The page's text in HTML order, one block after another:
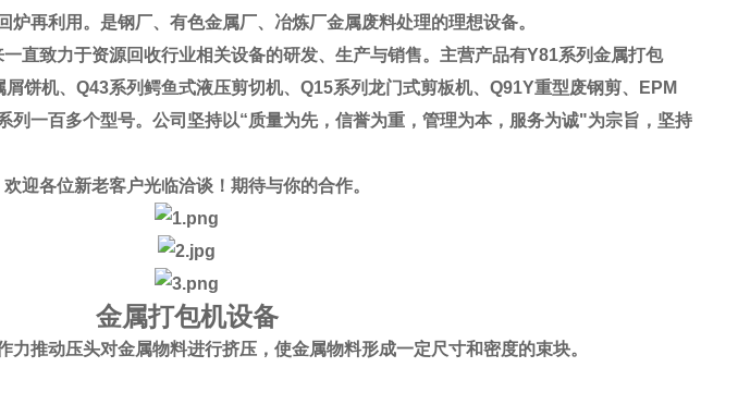
炉再利用。 是钢厂、有色金属厂、冶炼厂金属废料处理的理想设备。
直致力于资源回收行业相关设备的研发、生产与销售。主营产品有Y81系列金属打包
饼机、Q43系列鳄鱼式液压剪切机、Q15系列龙门式剪板机、Q91Y重型废钢剪、EPM
列一百多个型号。 公司坚持以“质量为先，信誉为重，管理为本，服务为诚"为宗旨，坚持
欢迎各位新老客户光临洽谈！期待与你的合作。
金属打包机设备
力推动压头对金属物料进行挤压，使金属物料形成一定尺寸和密度的束块。